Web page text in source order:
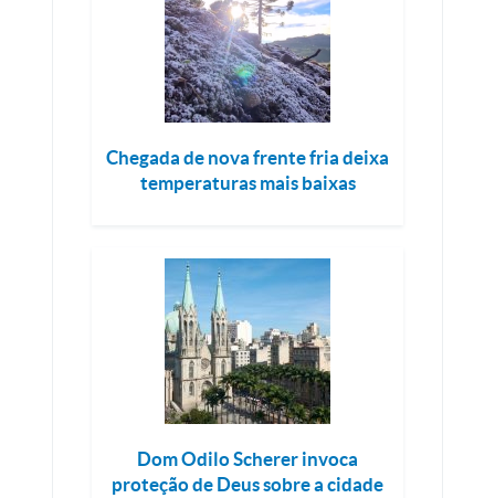
Chegada de nova frente fria deixa
temperaturas mais baixas
Dom Odilo Scherer invoca
proteção de Deus sobre a cidade